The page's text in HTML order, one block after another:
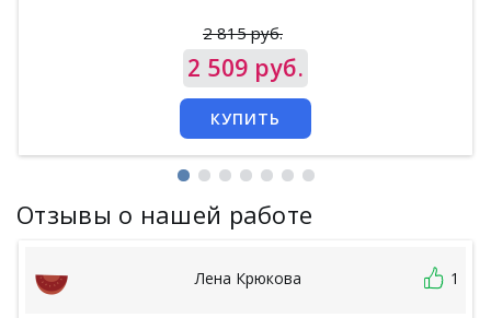
2 815 руб.
2 509 руб.
КУПИТЬ
Отзывы о нашей работе
Лена Крюкова 1